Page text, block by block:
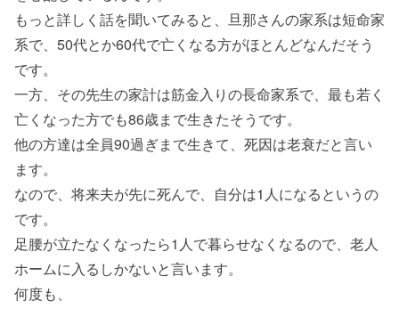
もっと詳しく話を聞いてみると、旦那さんの家系は短命家
系で、50代とか60代で亡くなる方がほとんどなんだそう
です。
一方、その先生の家計は筋金入りの長命家系で、最も若く
亡くなった方でも86歳まで生きたそうです。
他の方達は全員90過ぎまで生きて、死因は老衰だと言い
ます。
なので、将来夫が先に死んで、自分は1人になるというの
です。
足腰が立たなくなったら1人で暮らせなくなるので、老人
ホームに入るしかないと言います。
何度も、